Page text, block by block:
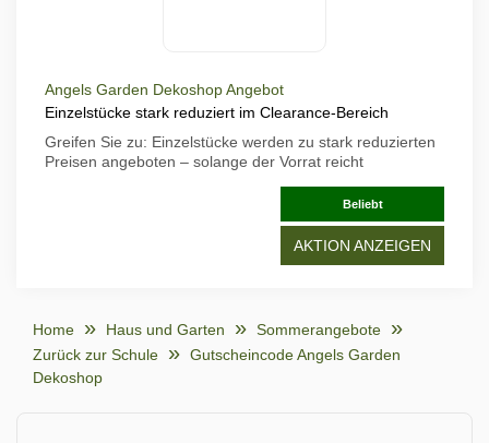
Angels Garden Dekoshop Angebot
Einzelstücke stark reduziert im Clearance-Bereich
Greifen Sie zu: Einzelstücke werden zu stark reduzierten
Preisen angeboten – solange der Vorrat reicht
Beliebt
AKTION ANZEIGEN
Home Haus und Garten
Sommerangebote
Zurück zur Schule
Gutscheincode Angels Garden
Dekoshop